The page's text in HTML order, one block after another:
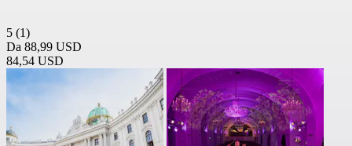
5 (1)
Da 88,99 USD
84,54 USD